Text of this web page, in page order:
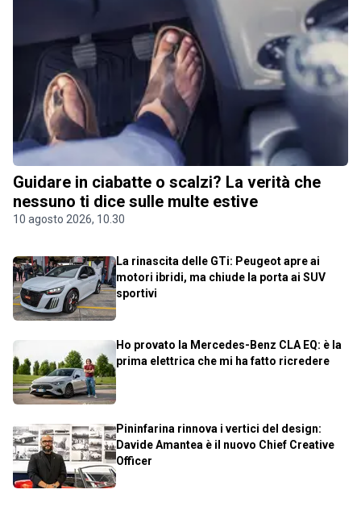
Guidare in ciabatte o scalzi? La verità che
nessuno ti dice sulle multe estive
10 agosto 2026, 10.30
La rinascita delle GTi: Peugeot apre ai
motori ibridi, ma chiude la porta ai SUV
sportivi
Ho provato la Mercedes-Benz CLA EQ: è la
prima elettrica che mi ha fatto ricredere
Pininfarina rinnova i vertici del design:
Davide Amantea è il nuovo Chief Creative
Officer